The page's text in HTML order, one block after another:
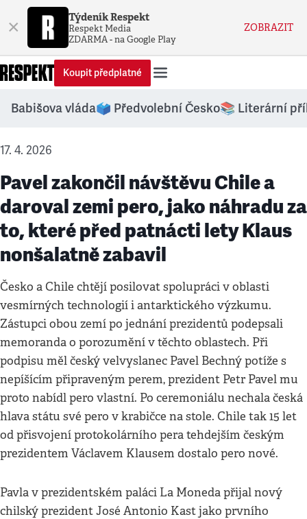
× Týdeník Respekt
Respekt Media
ZDARMA - na Google Play
ZOBRAZIT
Koupit předplatné
Babišova vláda🗳️ Předvolební Česko📚 Literární
17. 4. 2026
Pavel zakončil návštěvu Chile a
daroval zemi pero, jako náhradu za
to, které před patnácti lety Klaus
nonšalatně zabavil
Česko a Chile chtějí posilovat spolupráci v oblasti
vesmírných technologií i antarktického výzkumu.
Zástupci obou zemí po jednání prezidentů podepsali
memoranda o porozumění v těchto oblastech. Při
podpisu měl český velvyslanec Pavel Bechný potíže s
nepíšícím připraveným perem, prezident Petr Pavel mu
proto nabídl pero vlastní. Po ceremoniálu nechala česká
hlava státu své pero v krabičce na stole. Chile tak 15 let
od přisvojení protokolárního pera tehdejším českým
prezidentem Václavem Klausem dostalo pero nové.
Pavla v prezidentském paláci La Moneda přijal nový
chilský prezident José Antonio Kast jako prvního